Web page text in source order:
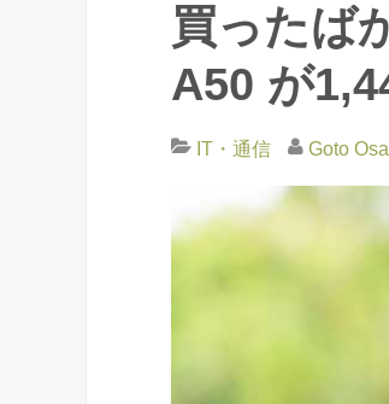
買ったば
A50 が
IT・通信 Goto